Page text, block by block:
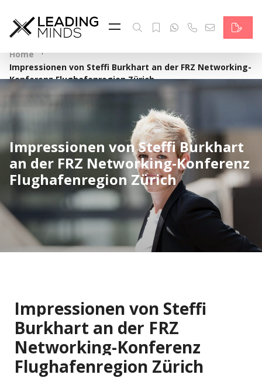
Feed & News
Reading Minds
Themen
Services
Wer wir sind
Kontakt
English
Home ·
Impressionen von Steffi Burkhart an der FRZ Networking-
Konferenz Flughafenregion Zürich
Impressionen von Steffi Burkhart
an der FRZ Networking-Konferenz
Flughafenregion Zürich
Impressionen von Steffi
Burkhart an der FRZ
Networking-Konferenz
Flughafenregion Zürich